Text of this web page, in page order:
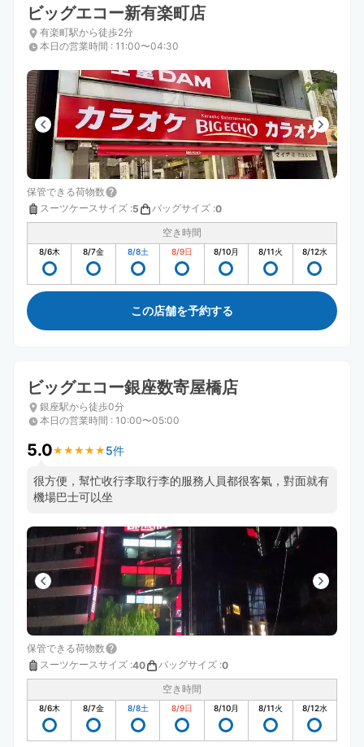
ビッグエコー新有楽町店
有楽町駅から徒歩2分
本日の営業時間 : 11:00〜04:30
保管できる荷物数
スーツケースサイズ :5 バッグサイズ :0
空き時間
8/6木 8/7金 8/8土 8/9日 8/10月 8/11火 8/12水
この店舗を予約する
ビッグエコー銀座数寄屋橋店
銀座駅から徒歩0分
本日の営業時間 : 10:00〜05:00
5.0★ ★ ★ ★ ★
★ ★ ★ ★ ★ 5件
很方便，幫忙收行李取行李的服務人員都很客氣，對面就有
機場巴士可以坐
保管できる荷物数
スーツケースサイズ :40 バッグサイズ :0
空き時間
8/6木 8/7金 8/8土 8/9日 8/10月 8/11火 8/12水